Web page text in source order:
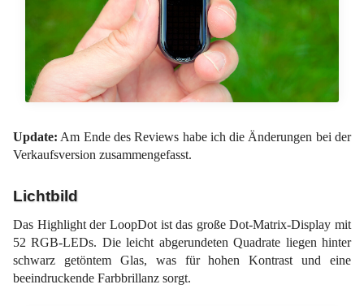
Update: Am Ende des Reviews habe ich die Änderungen bei der
Verkaufsversion zusammengefasst.
Lichtbild
Das Highlight der LoopDot ist das große Dot-Matrix-Display mit
52 RGB-LEDs. Die leicht abgerundeten Quadrate liegen hinter
schwarz getöntem Glas, was für hohen Kontrast und eine
beeindruckende Farbbrillanz sorgt.